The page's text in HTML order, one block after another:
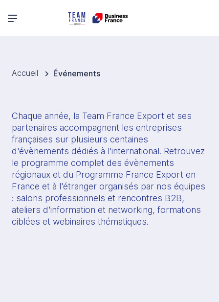
Menu principal
Accueil Événements
Chaque année, la Team France Export et ses
partenaires accompagnent les entreprises
françaises sur plusieurs centaines
d'évènements dédiés à l'international. Retrouvez
le programme complet des évènements
régionaux et du Programme France Export en
France et à l'étranger organisés par nos équipes
: salons professionnels et rencontres B2B,
ateliers d'information et networking, formations
ciblées et webinaires thématiques.